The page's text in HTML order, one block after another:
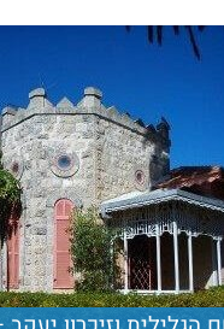
Price per
יום מלא